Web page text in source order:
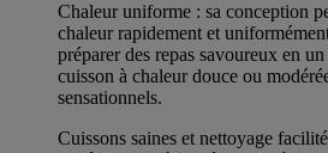
Chaleur uniforme : sa conception
chaleur rapidement et
préparer des repas savoureux en
cuisson à chaleur douce ou
sensationnels.
Cuissons saines et nettoyage